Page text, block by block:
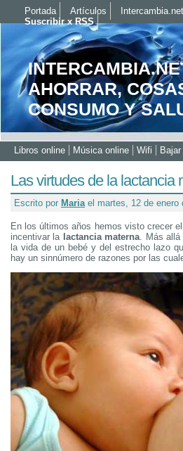
AHORRAR,
CONSUMO Y
Libros online Música online Wifi
Las virtudes de la lactancia
Escrito por Mariael martes, 12 de enero
En los últimos años hemos visto crecer
incentivar la lactancia materna. Más allá
la vida de un bebé y del estrecho lazo
hay un sinnúmero de razones por las
Portada Artículos Intercambia.net
Suscribir x RSS